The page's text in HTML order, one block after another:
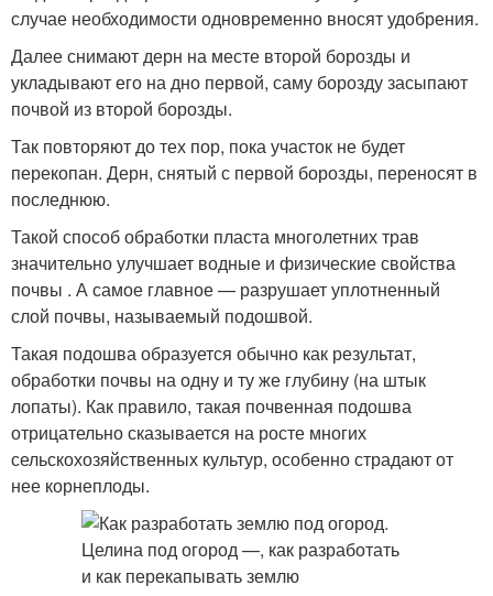
случае необходимости одновременно вносят удобрения.
Далее снимают дерн на месте второй борозды и
укладывают его на дно первой, саму борозду засыпают
почвой из второй борозды.
Так повторяют до тех пор, пока участок не будет
перекопан. Дерн, снятый с первой борозды, переносят в
последнюю.
Такой способ обработки пласта многолетних трав
значительно улучшает водные и физические свойства
почвы . А самое главное — разрушает уплотненный
слой почвы, называемый подошвой.
Такая подошва образуется обычно как результат,
обработки почвы на одну и ту же глубину (на штык
лопаты). Как правило, такая почвенная подошва
отрицательно сказывается на росте многих
сельскохозяйственных культур, особенно страдают от
нее корнеплоды.